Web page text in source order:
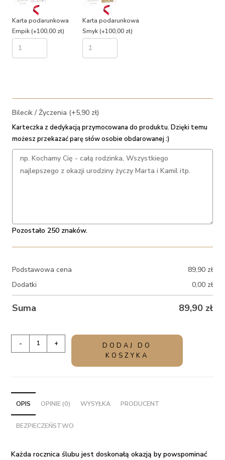
Karta podarunkowa
Empik(+100,00 zł)
Karta podarunkowa
Smyk(+100,00 zł)
Bilecik / Życzenia (+5,90 zł)
Karteczka z dedykacją przymocowana do produktu. Dzięki temu
możesz przekazać parę słów osobie obdarowanej :)
Pozostało 250 znaków.
Podstawowa cena 89,90 zł
Dodatki
0,00 zł
Suma 89,90 zł
Przezroczysty
helem
konfetti
Ślubu
- +
DODAJ DO
KOSZYKA
OPIS OPINIE (0) WYSYŁKA PRODUCENT
BEZPIECZEŃSTWO
Każda rocznica ślubu jest doskonałą okazją by powspominać